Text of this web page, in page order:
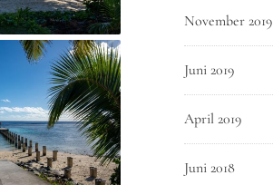
November 2019
Juni 2019
April 2019
Juni 2018